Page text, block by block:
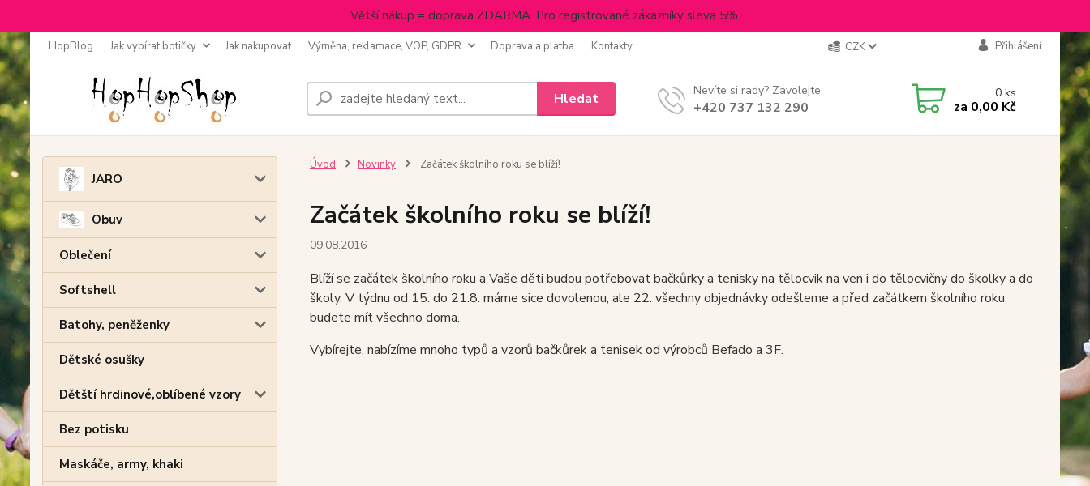
Větší nákup = doprava ZDARMA. Pro registrované zákazníky sleva 5%.
HopBlog Jak vybírat botičky Jak nakupovat Výměna, reklamace, VOP, GDPR Doprava a platba Kontakty CZK Přihlášení
Hledat Nevíte si rady? Zavolejte.
+420 737 132 290
0ks
za 0,00 Kč
JARO
Obuv
Oblečení
Softshell
Batohy, peněženky
Dětské osušky
Dětští hrdinové,oblíbené vzory
Bez potisku
Maskáče, army, khaki
Úvod Novinky Začátek školního roku se blíží!
Začátek školního roku se blíží!
09.08.2016
Blíží se začátek školního roku a Vaše děti budou potřebovat bačkůrky a tenisky na tělocvik na ven i do tělocvičny do školky a do
školy. V týdnu od 15. do 21.8. máme sice dovolenou, ale 22. všechny objednávky odešleme a před začátkem školního roku
budete mít všechno doma.
Vybírejte, nabízíme mnoho typů a vzorů bačkůrek a tenisek od výrobců Befado a 3F.